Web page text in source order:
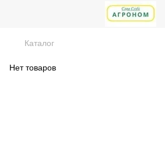
Каталог
Нет товаров